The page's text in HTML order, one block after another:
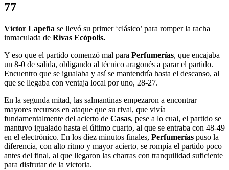
77
Víctor Lapeña se llevó su primer ‘clásico’ para romper la racha
inmaculada de Rivas Ecópolis.
Y eso que el partido comenzó mal para Perfumerías, que encajaba
un 8-0 de salida, obligando al técnico aragonés a parar el partido.
Encuentro que se igualaba y así se mantendría hasta el descanso, al
que se llegaba con ventaja local por uno, 28-27.
En la segunda mitad, las salmantinas empezaron a encontrar
mayores recursos en ataque que su rival, que vivía
fundamentalmente del acierto de Casas, pese a lo cual, el partido se
mantuvo igualado hasta el último cuarto, al que se entraba con 48-49
en el electrónico. En los diez minutos finales, Perfumerías puso la
diferencia, con alto ritmo y mayor acierto, se rompía el partido poco
antes del final, al que llegaron las charras con tranquilidad suficiente
para disfrutar de la victoria.